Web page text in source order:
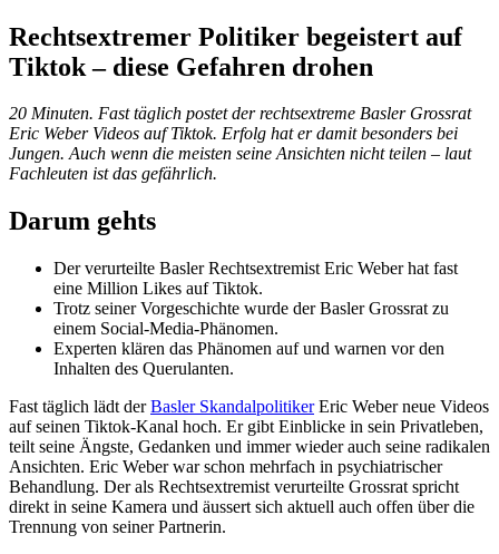
Rechtsextremer Politiker begeistert auf
Tiktok – diese Gefahren drohen
20 Minuten. Fast täglich postet der rechtsextreme Basler Grossrat
Eric Weber Videos auf Tiktok. Erfolg hat er damit besonders bei
Jungen. Auch wenn die meisten seine Ansichten nicht teilen – laut
Fachleuten ist das gefährlich.
Darum gehts
Der verurteilte Basler Rechtsextremist Eric Weber hat fast
eine Million Likes auf Tiktok.
Trotz seiner Vorgeschichte wurde der Basler Grossrat zu
einem Social-Media-Phänomen.
Experten klären das Phänomen auf und warnen vor den
Inhalten des Querulanten.
Fast täglich lädt derBasler SkandalpolitikerEric Weber neue Videos
auf seinen Tiktok-Kanal hoch. Er gibt Einblicke in sein Privatleben,
teilt seine Ängste, Gedanken und immer wieder auch seine radikalen
Ansichten. Eric Weber war schon mehrfach in psychiatrischer
Behandlung. Der als Rechtsextremist verurteilte Grossrat spricht
direkt in seine Kamera und äussert sich aktuell auch offen über die
Trennung von seiner Partnerin.